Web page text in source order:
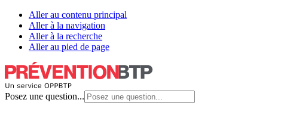
Aller au contenu principal
Aller à la navigation
Aller à la recherche
Aller au pied de page
Posez une question...